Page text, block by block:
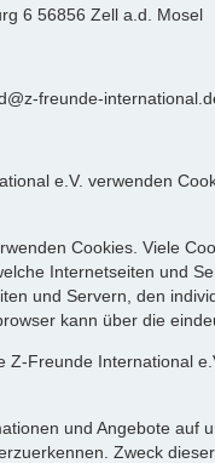
6 56856 Zell a.d. Mosel
freunde-
e.V. verwenden
Cookies. Viele
Internetseiten und
und Servern, den
kann über die
Z-Freunde International
und Angebote auf
Zweck